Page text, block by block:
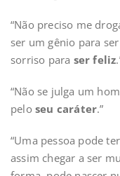
“Não preciso me
ser um gênio para
sorriso para ser feliz
“Não se julga um
pelo seu caráter.”
“Uma pessoa pode
assim chegar a ser